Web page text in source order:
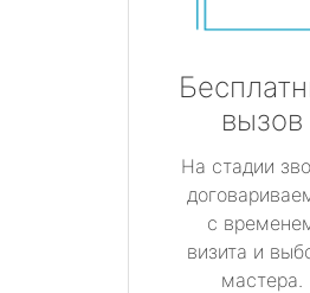
вызов
На стадии
с
визита и
мастера.